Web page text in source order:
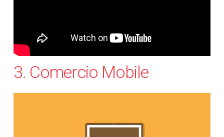
3. Comercio Mobile